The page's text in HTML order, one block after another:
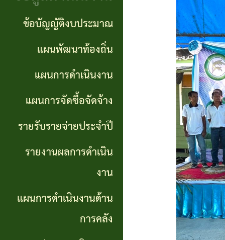
ภาค
รัฐ
(e-
GP)
คู่มือ
การ
งาน
เจ้า
หน้าที่
จ่าย
ประจำ
ปี
รายงาน
ผลการ
ดำเนิน
งานด้าน
การคลัง
กิจกรรม
การ
ประชุม
สภา
แผน
กำลัง
แผน
ข้อบัญญัติงบประมาณ
แผนพัฒนาท้องถิ่น
แผนการดำเนินงาน
แผนการจัดซื้อจัดจ้าง
รายรับรายจ่ายประจำปี
รายงานผลการดำเนิน
งาน
แผนการดำเนินงานด้าน
การคลัง